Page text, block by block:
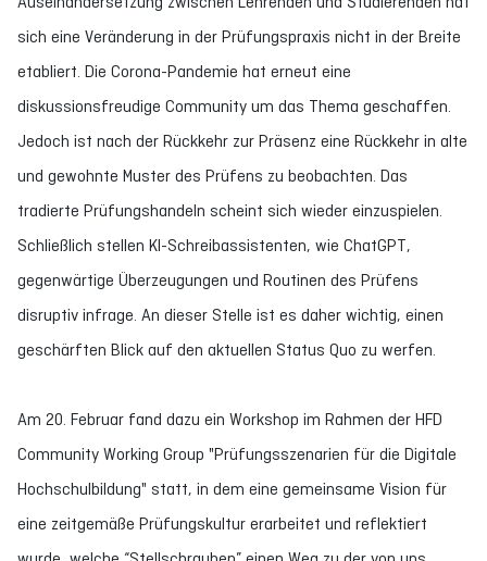
sich eine Veränderung in der Prüfungspraxis nicht in der Breite
etabliert. Die Corona-Pandemie hat erneut eine
diskussionsfreudige Community um das Thema geschaffen.
Jedoch ist nach der Rückkehr zur Präsenz eine Rückkehr in alte
und gewohnte Muster des Prüfens zu beobachten. Das
tradierte Prüfungshandeln scheint sich wieder einzuspielen.
Schließlich stellen KI-Schreibassistenten, wie ChatGPT,
gegenwärtige Überzeugungen und Routinen des Prüfens
disruptiv infrage. An dieser Stelle ist es daher wichtig, einen
geschärften Blick auf den aktuellen Status Quo zu werfen.
Am 20. Februar fand dazu ein Workshop im Rahmen der HFD
Community Working Group "Prüfungsszenarien für die Digitale
Hochschulbildung" statt, in dem eine gemeinsame Vision für
eine zeitgemäße Prüfungskultur erarbeitet und reflektiert